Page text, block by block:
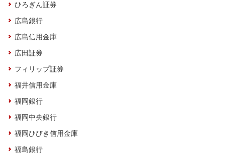
ひろぎん証券
広島銀行
広島信用金庫
広田証券
フィリップ証券
福井信用金庫
福岡銀行
福岡中央銀行
福岡ひびき信用金庫
福島銀行